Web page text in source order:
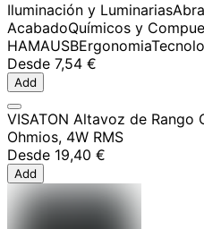
Iluminación y Luminarias
AcabadoQuímicos y
HAMAUSBErgonomia
Desde 7,54 €
Add
VISATON Altavoz de
Ohmios, 4W RMS
Desde 19,40 €
Add